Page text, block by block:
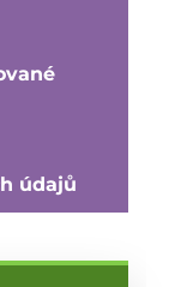
údajů